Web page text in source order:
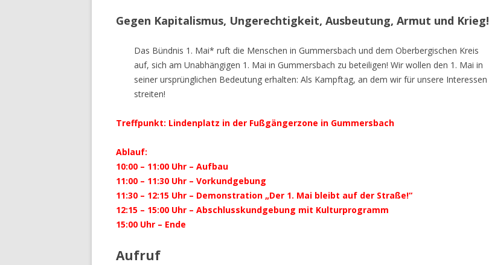
Gegen Kapitalismus, Ungerechtigkeit, Ausbeutung, Armut und Krieg!
Das Bündnis 1. Mai* ruft die Menschen in Gummersbach und dem Oberbergischen Kreis
auf, sich am Unabhängigen 1. Mai in Gummersbach zu beteiligen! Wir wollen den 1. Mai in
seiner ursprünglichen Bedeutung erhalten: Als Kampftag, an dem wir für unsere Interessen
streiten!
Treffpunkt: Lindenplatz in der Fußgängerzone in Gummersbach
Ablauf:
10:00 – 11:00 Uhr – Aufbau
11:00 – 11:30 Uhr – Vorkundgebung
11:30 – 12:15 Uhr – Demonstration „Der 1. Mai bleibt auf der Straße!“
12:15 – 15:00 Uhr – Abschlusskundgebung mit Kulturprogramm
15:00 Uhr – Ende
Aufruf